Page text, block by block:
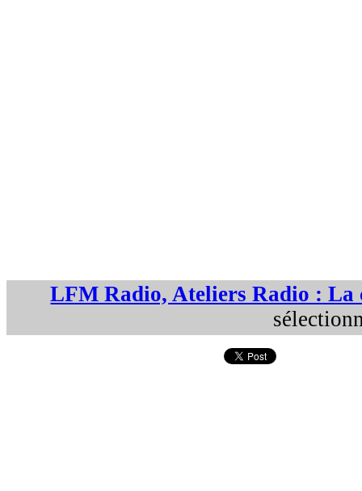
LFM Radio, Ateliers Radio : La